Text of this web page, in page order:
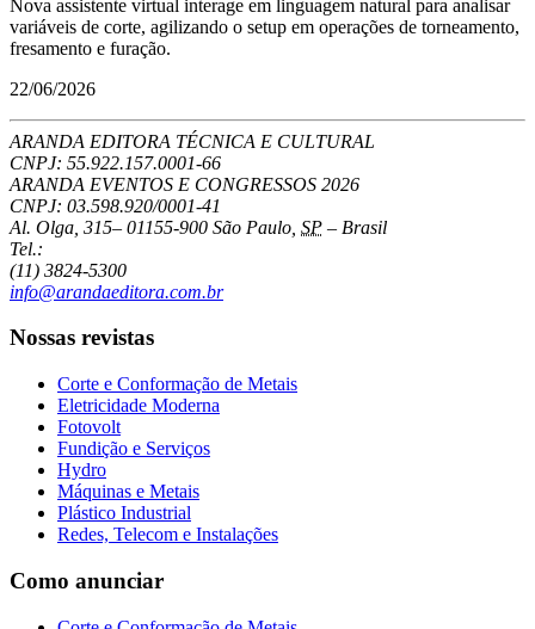
Nova assistente virtual interage em linguagem natural para analisar
variáveis de corte, agilizando o setup em operações de torneamento,
fresamento e furação.
22/06/2026
ARANDA EDITORA TÉCNICA E CULTURAL
CNPJ: 55.922.157.0001-66
ARANDA EVENTOS E CONGRESSOS 2026
CNPJ: 03.598.920/0001-41
Al. Olga, 315– 01155-900 São Paulo SP – Brasil
Tel.:
(11) 3824-5300
info@arandaeditora.com.br
Nossas revistas
Corte e Conformação de Metais
Eletricidade Moderna
Fotovolt
Fundição e Serviços
Hydro
Máquinas e Metais
Plástico Industrial
Redes, Telecom e Instalações
Como anunciar